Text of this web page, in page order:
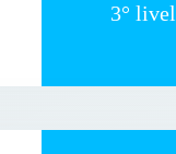
3°